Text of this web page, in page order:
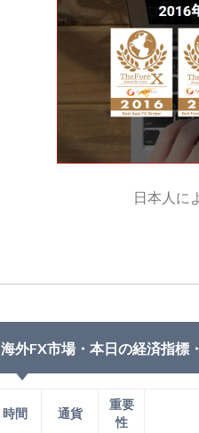
日本人に
海外FX市場・本日の経済指標
時間 通貨
重要
性